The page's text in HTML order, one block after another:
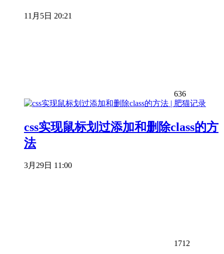
11月5日 20:21
636
css实现鼠标划过添加和删除class的方
法
3月29日 11:00
1712